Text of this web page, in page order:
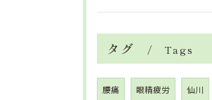
タグ Tags
腰痛 眼精疲労 仙川